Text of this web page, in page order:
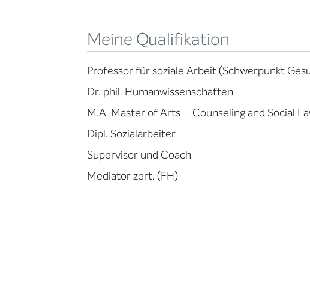
Meine Qualifikation
Professor für soziale Arbeit (Schwerpunkt
Dr. phil. Humanwissenschaften
M.A. Master of Arts – Counseling and Social
Dipl. Sozialarbeiter
Supervisor und Coach
Mediator zert. (FH)